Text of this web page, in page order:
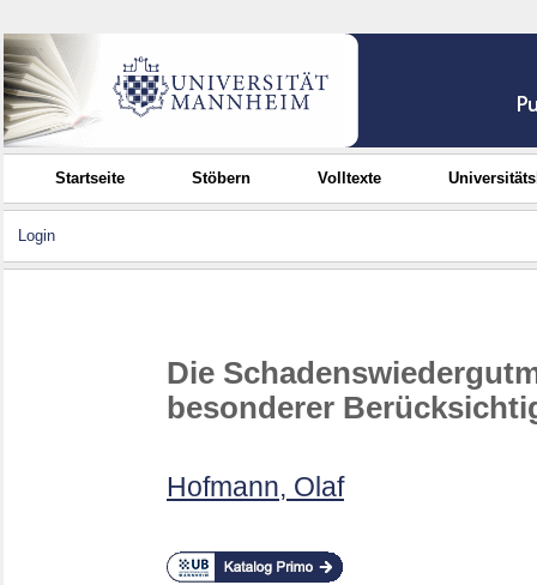
Startseite Stöbern Volltexte
Login
Die
besonderer
Hofmann, Olaf